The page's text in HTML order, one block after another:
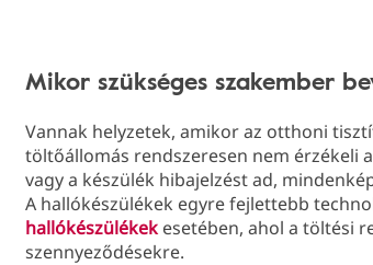
Mikor szükséges szakember
Vannak helyzetek, amikor az otthoni
töltőállomás rendszeresen nem érzékeli
vagy a készülék hibajelzést ad,
A hallókészülékek egyre fejlettebb
hallókészülékekesetében, ahol a töltési
szennyeződésekre.